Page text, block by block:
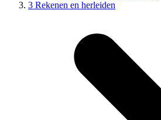
3 Rekenen en herleiden